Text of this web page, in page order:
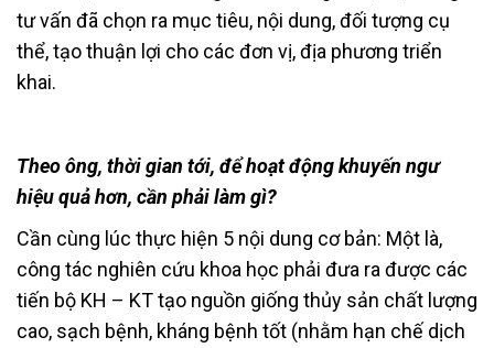
tư vấn đã chọn ra mục tiêu, nội dung, đối tượng cụ
thể, tạo thuận lợi cho các đơn vị, địa phương triển
khai.
Theo ông, thời gian tới, để hoạt động khuyến ngư
hiệu quả hơn, cần phải làm gì?
Cần cùng lúc thực hiện 5 nội dung cơ bản: Một là,
công tác nghiên cứu khoa học phải đưa ra được các
tiến bộ KH – KT tạo nguồn giống thủy sản chất lượng
cao, sạch bệnh, kháng bệnh tốt (nhằm hạn chế dịch